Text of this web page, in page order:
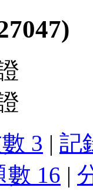
3 | 記
數 16 |